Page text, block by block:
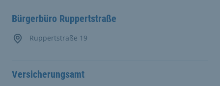
Bürgerbüro Ruppertstraße
Ruppertstraße 19
Versicherungsamt